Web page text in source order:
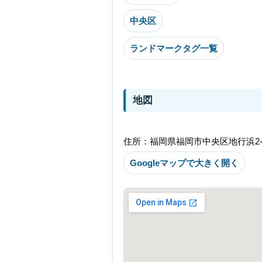
中央区
ランドマークタグ一覧
地図
住所：福岡県福岡市中央区地行浜
Googleマップで大きく開く